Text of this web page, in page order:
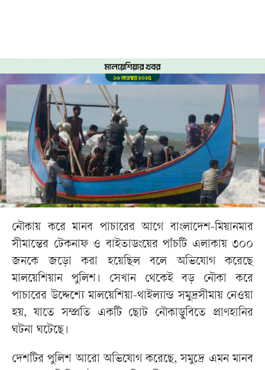
নৌকায় করে মানব পাচারের আগে বাংলাদেশ-মিয়ানমার
সীমান্তের টেকনাফ ও বাইতাডংয়ের পাঁচটি এলাকায় ৩০০
জনকে জড়ো করা হয়েছিল বলে অভিযোগ করেছে
মালয়েশিয়ান পুলিশ। সেখান থেকেই বড় নৌকা করে
পাচারের উদ্দেশ্যে মালয়েশিয়া-থাইল্যান্ড সমুদ্রসীমায় নেওয়া
হয়, যাতে সম্প্রতি একটি ছোট নৌকাডুবিতে প্রাণহানির
ঘটনা ঘটেছে।
দেশটির পুলিশ আরো অভিযোগ করেছে, সমুদ্রে এমন মানব